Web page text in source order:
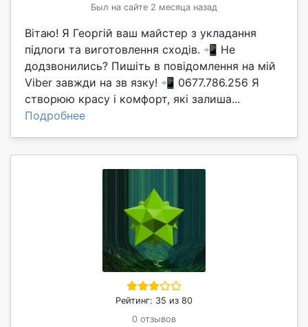
Был на сайте 2 месяца назад
Вітаю! Я Георгій ваш майстер з укладання
підлоги та виготовлення сходів. 📲 Не
додзвонились? Пишіть в повідомлення на мій
Viber завжди на зв язку! 📲 0677.786.256 Я
створюю красу і комфорт, які залиша...
Подробнее
Рейтинг: 35 из 80
0 отзывов